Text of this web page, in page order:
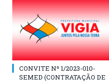
CONVITE Nº 1/2023-010-
SEMED (CONTRATAÇÃO DE